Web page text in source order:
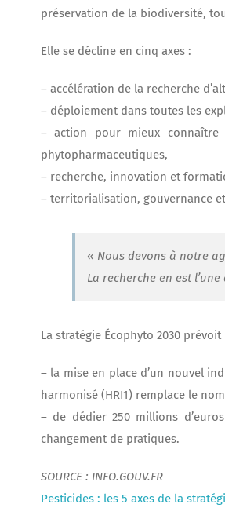
préservation de la biodiversité,
Elle se décline en cinq axes :
– accélération de la recherche
– déploiement dans toutes les
– action pour mieux connaître
phytopharmaceutiques,
– recherche, innovation et
– territorialisation, gouvernance
« Nous devons à notre
La recherche en est
La stratégie Écophyto 2030
– la mise en place d’un nouvel
harmonisé (HRI1) remplace le
– de dédier 250 millions
changement de pratiques.
SOURCE : INFO.GOUV.FR
Pesticides : les 5 axes de la